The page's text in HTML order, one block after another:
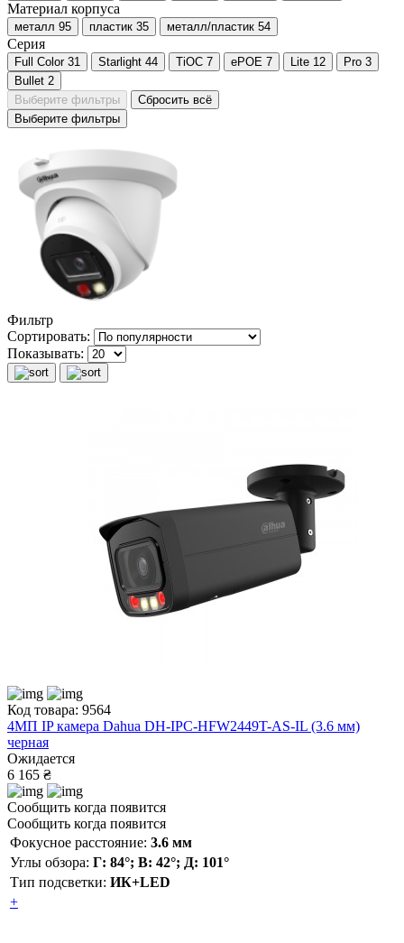
Материал корпуса
металл 95 пластик 35 металл/пластик 54
Серия
Full Color 31 Starlight 44 TiOC 7 ePOE 7 Lite 12 Pro 3
Bullet 2
Выберите фильтры
Сбросить всё
Выберите фильтры
Фильтр
Сортировать:
Показывать:
Код товара: 9564
4МП IP камера Dahua DH-IPC-HFW2449T-AS-IL (3.6 мм)
черная
Ожидается
6 165 ₴
Сообщить когда появится
Сообщить когда появится
Фокусное расстояние: 3.6 мм
Углы обзора: Г: 84°; В: 42°; Д: 101°
Тип подсветки: ИК+LED
+